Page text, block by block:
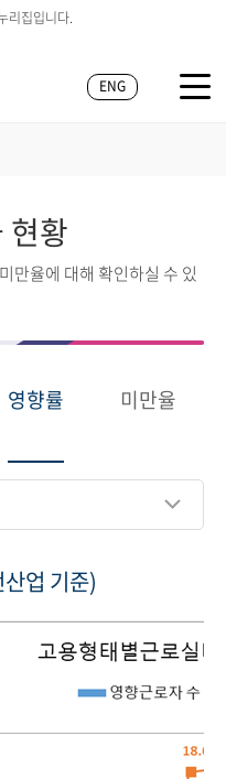
리집입니다.
ENG
현황
만율에 대해 확인하실 수 있
영향률 미만율
업 기준)